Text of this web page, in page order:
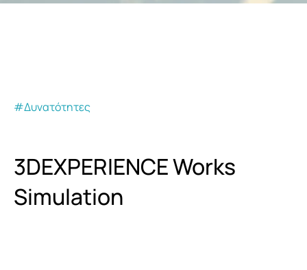
#Δυνατότητες
3DEXPERIENCE Works
Simulation